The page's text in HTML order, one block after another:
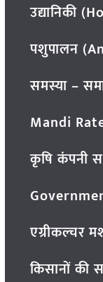
उद्यानिकी
पशुपालन
समस्या –
Mandi
कृषि कंपनी
एग्रीकल्चर
किसानों की